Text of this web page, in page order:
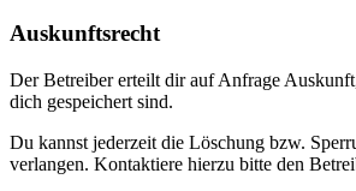
Auskunftsrecht
Der Betreiber erteilt dir auf Anfrage
dich gespeichert sind.
Du kannst jederzeit die Löschung bzw.
verlangen. Kontaktiere hierzu bitte den